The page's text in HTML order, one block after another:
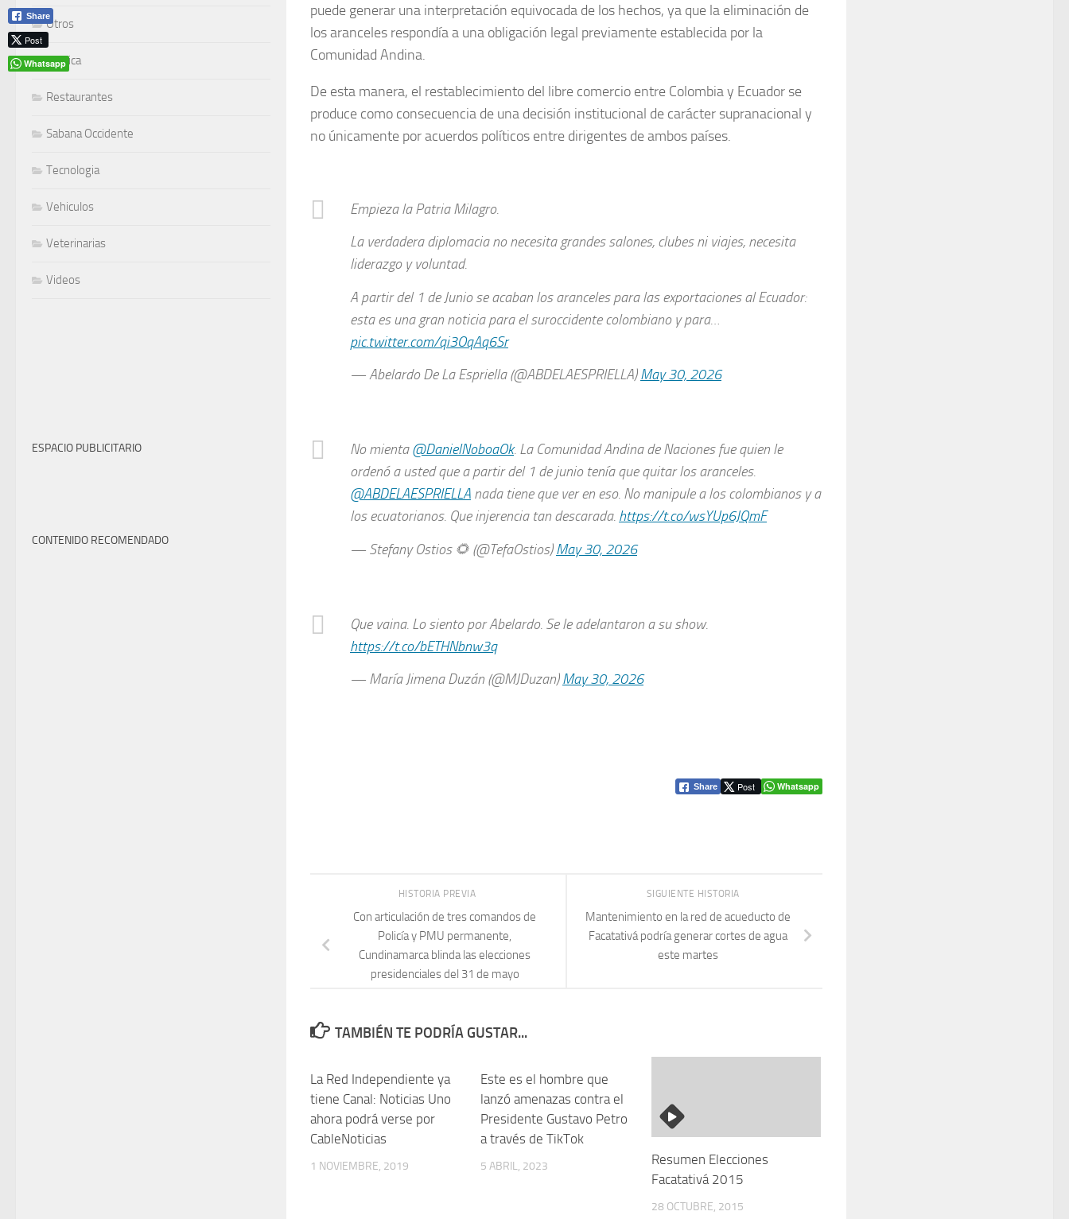
puede generar una interpretación equivocada de los hechos, ya que la eliminación de
los aranceles respondía a una obligación legal previamente establecida por la
Comunidad Andina.
De esta manera, el restablecimiento del libre comercio entre Colombia y Ecuador se
produce como consecuencia de una decisión institucional de carácter supranacional y
no únicamente por acuerdos políticos entre dirigentes de ambos países.
Empieza la Patria Milagro.
La verdadera diplomacia no necesita grandes salones, clubes ni viajes, necesita
liderazgo y voluntad.
A partir del 1 de Junio se acaban los aranceles para las exportaciones al Ecuador:
esta es una gran noticia para el suroccidente colombiano y para…
pic.twitter.com/qi3OqAq6Sr
— Abelardo De La Espriella (@ABDELAESPRIELLA)May 30, 2026
No mienta@DanielNoboaOk. La Comunidad Andina de Naciones fue quien le
ordenó a usted que a partir del 1 de junio tenía que quitar los aranceles.
@ABDELAESPRIELLA nada tiene que ver en eso. No manipule a los colombianos y a
los ecuatorianos. Que injerencia tan descarada. https://t.co/wsYUp6JQmF
— Stefany Ostios 🌻 (@TefaOstios)May 30, 2026
Que vaina. Lo siento por Abelardo. Se le adelantaron a su show.
https://t.co/bETHNbnw3q
— María Jimena Duzán (@MJDuzan)May 30, 2026
Share Post Whatsapp
SIGUIENTE HISTORIA
Mantenimiento en la red de acueducto de
Facatativá podría generar cortes de agua
este martes
HISTORIA PREVIA
Con articulación de tres comandos de
Policía y PMU permanente,
Cundinamarca blinda las elecciones
presidenciales del 31 de mayo
TAMBIÉN TE PODRÍA GUSTAR...
La Red Independiente ya
tiene Canal: Noticias Uno
ahora podrá verse por
CableNoticias
1 NOVIEMBRE, 2019
Este es el hombre que
lanzó amenazas contra el
Presidente Gustavo Petro
a través de TikTok
5 ABRIL, 2023
Resumen Elecciones
Facatativá 2015
28 OCTUBRE, 2015
Otros
Política
Restaurantes
Sabana Occidente
Tecnologia
Vehiculos
Veterinarias
Videos
ESPACIO PUBLICITARIO
CONTENIDO RECOMENDADO
Share
Post
Whatsapp